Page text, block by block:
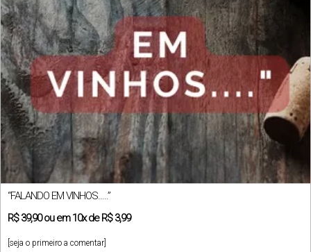
“FALANDO EM VINHOS…..”
R$39,90ou em10xdeR$ 3,99
[seja o primeiro a comentar]